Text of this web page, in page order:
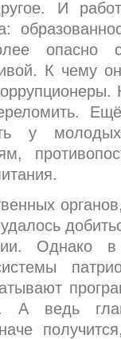
И
опасно
К чему
у
Однако
А ведь